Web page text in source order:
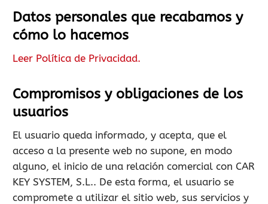
Datos personales que recabamos y
cómo lo hacemos
Leer Política de Privacidad.
Compromisos y obligaciones de los
usuarios
El usuario queda informado, y acepta, que el
acceso a la presente web no supone, en modo
alguno, el inicio de una relación comercial con CAR
KEY SYSTEM, S.L.. De esta forma, el usuario se
compromete a utilizar el sitio web, sus servicios y